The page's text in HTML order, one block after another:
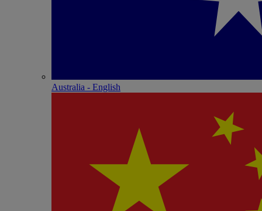
Australia - English